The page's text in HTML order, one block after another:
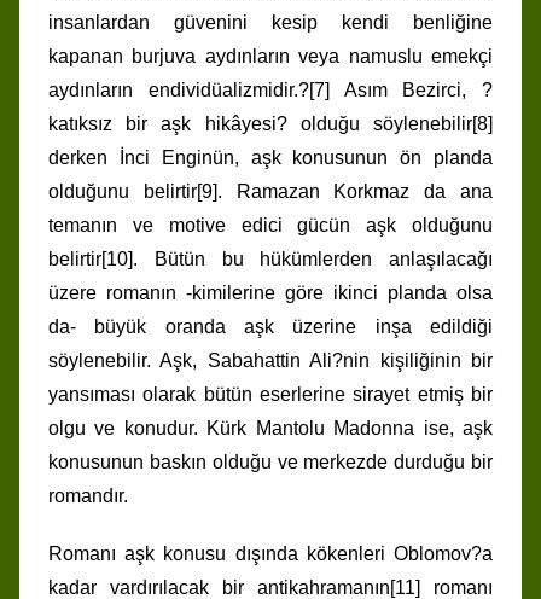
insanlardan güvenini kesip kendi benliğine
kapanan burjuva aydınların veya namuslu emekçi
aydınların endividüalizmidir.?[7] Asım Bezirci, ?
katıksız bir aşk hikâyesi? olduğu söylenebilir[8]
derken İnci Enginün, aşk konusunun ön planda
olduğunu belirtir[9]. Ramazan Korkmaz da ana
temanın ve motive edici gücün aşk olduğunu
belirtir[10]. Bütün bu hükümlerden anlaşılacağı
üzere romanın -kimilerine göre ikinci planda olsa
da- büyük oranda aşk üzerine inşa edildiği
söylenebilir. Aşk, Sabahattin Ali?nin kişiliğinin bir
yansıması olarak bütün eserlerine sirayet etmiş bir
olgu ve konudur. Kürk Mantolu Madonna ise, aşk
konusunun baskın olduğu ve merkezde durduğu bir
romandır.
Romanı aşk konusu dışında kökenleri Oblomov?a
kadar vardırılacak bir antikahramanın[11] romanı